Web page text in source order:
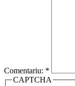
Comentariu: *
CAPTCHA